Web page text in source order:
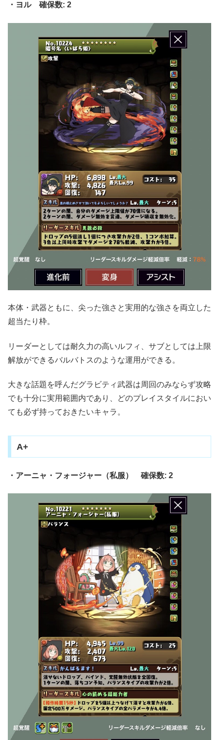
・ヨル 確保数: 2
本体・武器ともに、尖った強さと実用的な強さを両立した
超当たり枠。
リーダーとしては耐久力の高いルフィ、サブとしては上限
解放ができるバルバトスのような運用ができる。
大きな話題を呼んだグラビティ武器は周回のみならず攻略
でも十分に実用範囲内であり、どのプレイスタイルにおい
ても必ず持っておきたいキャラ。
A+
・アーニャ・フォージャー（私服） 確保数: 2